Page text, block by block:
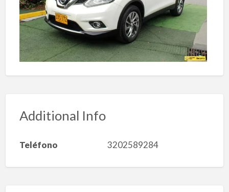
Additional Info
Teléfono 3202589284